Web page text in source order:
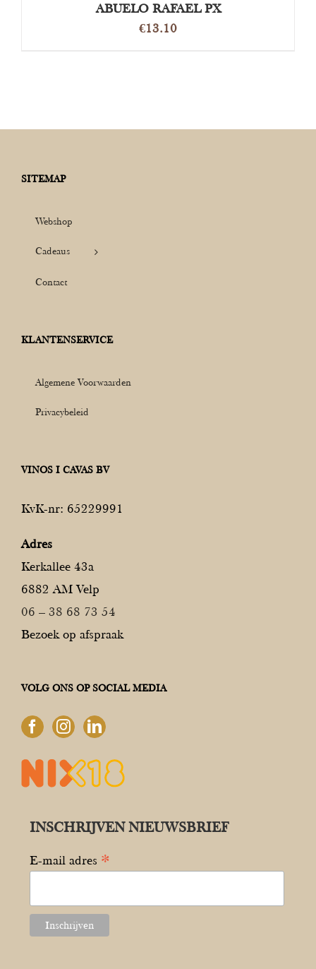
ABUELO RAFAEL PX
€13.10
SITEMAP
Webshop
Cadeaus
Contact
KLANTENSERVICE
Algemene Voorwaarden
Privacybeleid
VINOS I CAVAS BV
KvK-nr: 65229991
Adres
Kerkallee 43a
6882 AM Velp
06 – 38 68 73 54
Bezoek op afspraak
VOLG ONS OP SOCIAL MEDIA
INSCHRIJVEN NIEUWSBRIEF
E-mail adres *